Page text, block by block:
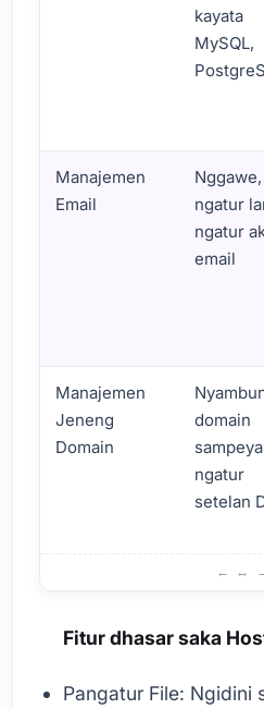
kayata
MySQL,
Manajemen
Email
Nggawe,
ngatur
ngatur
email
Manajemen
Jeneng
Domain
domain
ngatur
setelan
Fitur dhasar saka
Pangatur File: Ngidini